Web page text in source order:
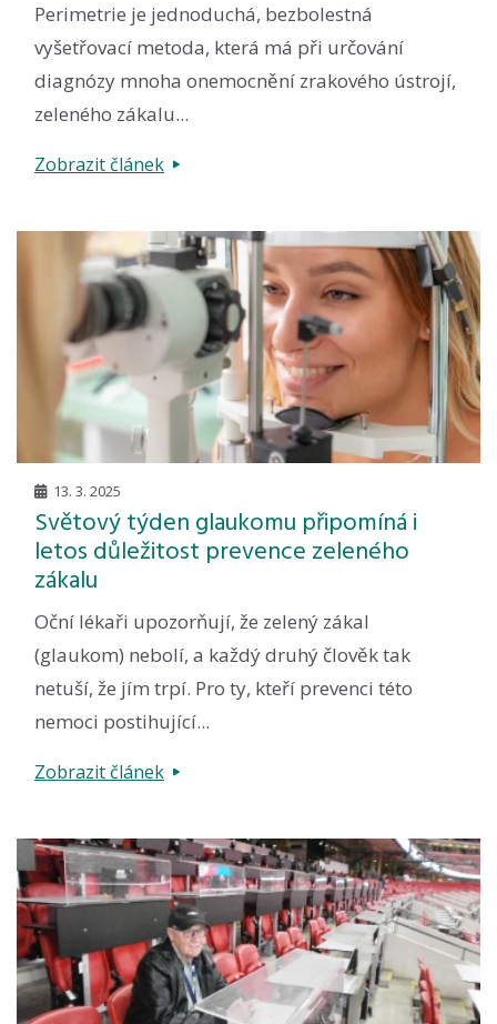
Perimetrie je jednoduchá, bezbolestná
vyšetřovací metoda, která má při určování
diagnózy mnoha onemocnění zrakového ústrojí,
zeleného zákalu...
Zobrazit článek
13. 3. 2025
Světový týden glaukomu připomíná i
letos důležitost prevence zeleného
zákalu
Oční lékaři upozorňují, že zelený zákal
(glaukom) nebolí, a každý druhý člověk tak
netuší, že jím trpí. Pro ty, kteří prevenci této
nemoci postihující...
Zobrazit článek